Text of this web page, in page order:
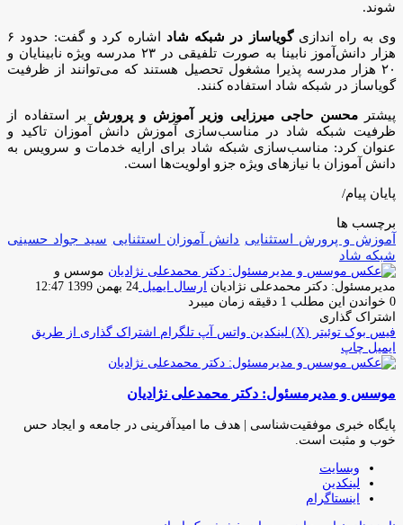
شوند.
وی به راه اندازی گویاساز در شبکه شاد
اشاره کرد و گفت: حدود ۶
هزار دانش‌آموز نابینا به صورت تلفیقی در ۲۳ مدرسه ویژه نابینایان و
۲۰ هزار مدرسه پذیرا مشغول تحصیل هستند که می‌توانند از ظرفیت
گویاساز در شبکه شاد استفاده کنند.
پیشترمحسن حاجی میرزایی وزیر آموزش و پرورش بر استفاده از
ظرفیت شبکه شاد در مناسب‌سازی آموزش دانش آموزان تاکید و
عنوان کرد: مناسب‌سازی شبکه شاد برای ارایه خدمات و سرویس به
دانش آموزان با نیازهای ویژه جزو اولویت‌ها است.
پایان پیام/
برچسب ها
آموزش و پرورش استثنایی دانش آموزان استثنایی سید جواد حسینی
شبکه شاد
موسس و
مدیرمسئول: دکتر محمدعلی نژادیان ارسال ایمیل 24 بهمن 1399 12:47
0 خواندن این مطلب 1 دقیقه زمان میبرد
اشتراک گذاری
فیس بوک توئیتر (X) لینکدین واتس آپ تلگرام اشتراک گذاری از طریق
ایمیل چاپ
موسس و مدیرمسئول: دکتر محمدعلی نژادیان
پایگاه خبری موفقیت‌شناسی | هدف ما امیدآفرینی در جامعه و ایجاد حس
خوب و مثبت است.
وبسایت
لینکدین
اینستاگرام